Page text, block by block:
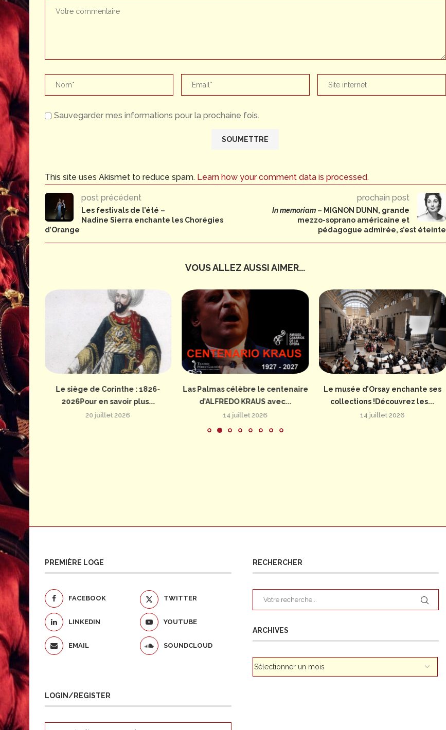
Sauvegarder mes informations pour la prochaine fois.
This site uses Akismet to reduce spam. Learn how your comment data is processed.
post précédent
Les festivals de l’été –
Nadine Sierra enchante les Chorégies
d’Orange
prochain post
In memoriam– MIGNON DUNN, grande
mezzo-soprano américaine et
pédagogue admirée, s’est éteinte
VOUS ALLEZ AUSSI AIMER...
1826-
Le siège de Corinthe : 1826-
2026Pour en savoir plus...
20 juillet 2026
Las Palmas célèbre le centenaire
d’ALFREDO KRAUS avec...
14 juillet 2026
Le musée d’Orsay enchante ses
collections !Découvrez les...
14 juillet 2026
PREMIÈRE LOGE
FACEBOOK TWITTER
LINKEDIN YOUTUBE
EMAIL SOUNDCLOUD
LOGIN/REGISTER
RECHERCHER
ARCHIVES